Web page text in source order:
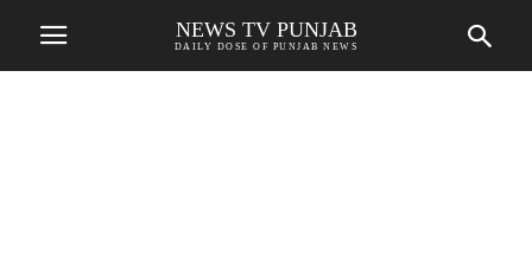
NEWS TV PUNJAB
DAILY DOSE OF PUNJAB NEWS